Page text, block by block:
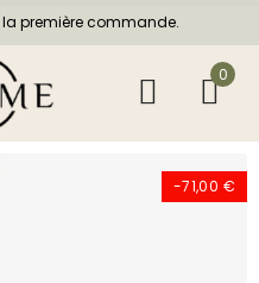
la première commande.
0
-71,00 €